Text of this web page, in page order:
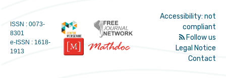
ISSN : 0073-
8301
e-ISSN : 1618-
1913
Accessibility: not
compliant
Follow us
Legal Notice
Contact